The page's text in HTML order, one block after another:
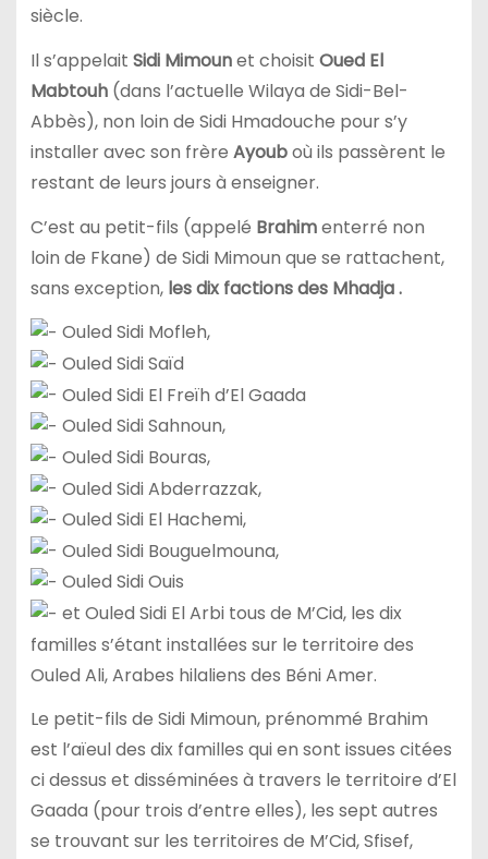
siècle.
Il s’appelait Sidi Mimounet choisit Oued El
Mabtouh(dans l’actuelle Wilaya de Sidi-Bel-
Abbès), non loin de Sidi Hmadouche pour s’y
installer avec son frère Ayouboù ils passèrent le
restant de leurs jours à enseigner.
C’est au petit-fils (appelé Brahimenterré non
loin de Fkane) de Sidi Mimoun que se rattachent,
sans exception,les dix factions des Mhadja .
Ouled Sidi Mofleh,
Ouled Sidi Saïd
Ouled Sidi El Freïh d’El Gaada
Ouled Sidi Sahnoun,
Ouled Sidi Bouras,
Ouled Sidi Abderrazzak,
Ouled Sidi El Hachemi,
Ouled Sidi Bouguelmouna,
Ouled Sidi Ouis
et Ouled Sidi El Arbi tous de M’Cid, les dix
familles s’étant installées sur le territoire des
Ouled Ali, Arabes hilaliens des Béni Amer.
Le petit-fils de Sidi Mimoun, prénommé Brahim
est l’aïeul des dix familles qui en sont issues citées
ci dessus et disséminées à travers le territoire d’El
Gaada (pour trois d’entre elles), les sept autres
se trouvant sur les territoires de M’Cid, Sfisef,